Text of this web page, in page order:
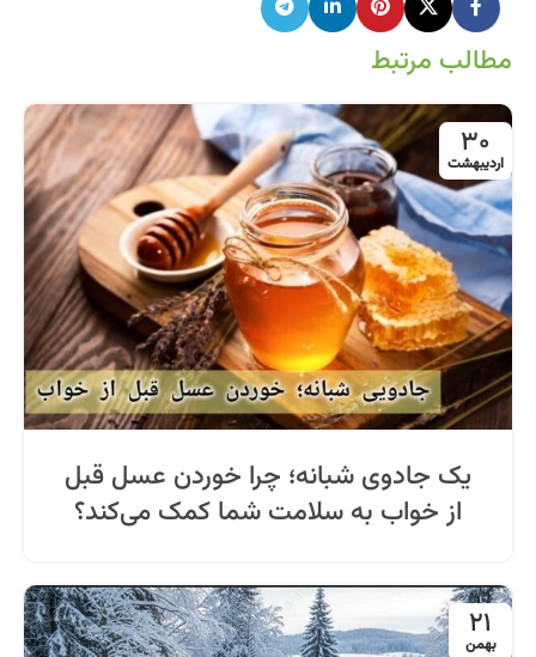
مطالب مرتبط
30
اردیبهشت
یک جادوی شبانه؛ چرا خوردن عسل قبل
از خواب به سلامت شما کمک می‌کند؟
21
بهمن